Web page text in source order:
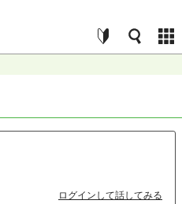
ログインして話してみる